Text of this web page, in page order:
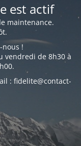
est actif
maintenance.
nous !
vendredi de 8h30 à
: fidelite@contact-